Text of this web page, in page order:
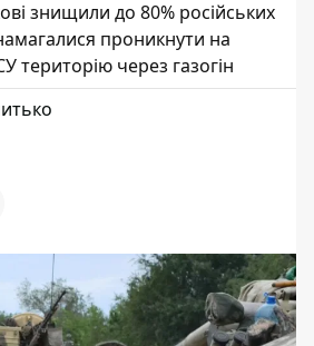
знищили до 80% російських
проникнути на
територію через газогін